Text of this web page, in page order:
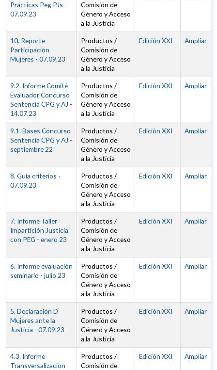
Prácticas Peg PJs -
07.09.23
Comisión de
Género y Acceso
a la Justicia
10. Reporte
Participación
Mujeres - 07.09.23
Productos /
Comisión de
Género y Acceso
a la Justicia
Edición XXI Ampliar
9.2. Informe Comité
Evaluador Concurso
Sentencia CPG y AJ -
14.07.23
Productos /
Comisión de
Género y Acceso
a la Justicia
Edición XXI Ampliar
9.1. Bases Concurso
Sentencia CPG y AJ -
septiembre 22
Productos /
Comisión de
Género y Acceso
a la Justicia
Edición XXI Ampliar
8. Guía criterios -
07.09.23
Productos /
Comisión de
Género y Acceso
a la Justicia
Edición XXI Ampliar
7. Informe Taller
Impartición Justicia
con PEG - enero 23
Productos /
Comisión de
Género y Acceso
a la Justicia
Edición XXI Ampliar
6. Informe evaluación
seminario - julio 23
Productos /
Comisión de
Género y Acceso
a la Justicia
Edición XXI Ampliar
5. Declaración D
Mujeres ante la
Justicia - 07.09.23
Productos /
Comisión de
Género y Acceso
a la Justicia
Edición XXI Ampliar
4.3. Informe
Transversalizacion
Productos /
Comisión de
Edición XXI Ampliar